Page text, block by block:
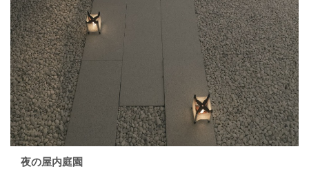
夜の屋内庭園